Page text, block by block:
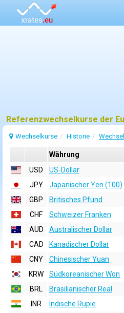
Wechselkurse Historie
Währung
USD
US-Dollar
JPY
Japanischer Yen (100)
GBP
Britisches Pfund
CHF
Schweizer Franken
AUD
Australischer Dollar
CAD
Kanadischer Dollar
CNY
Chinesischer Yuan
KRW
Südkoreanischer Won
BRL
Brasilianischer Real
INR
Indische Rupie